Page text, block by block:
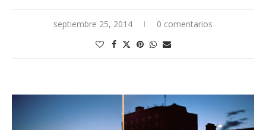
septiembre 25, 2014 0 comentarios